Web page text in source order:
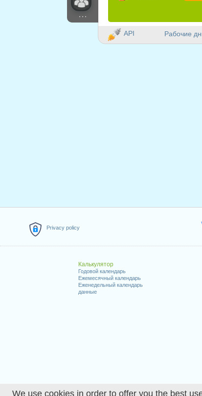
We use cookies in order to offer you the best
Privacy policy
Калькулятор
Годовой календарь
Ежемесячный календарь
Еженедельный календарь
данные
...
Рабочие
API